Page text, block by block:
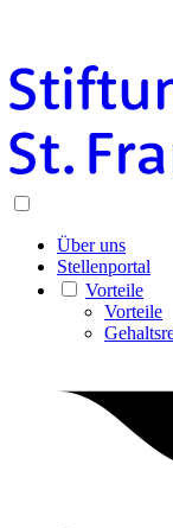
Über uns
Stellenportal
Vorteile
Vorteile